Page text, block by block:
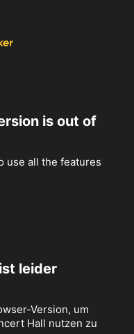
is out of
use all the features
leider
Version, um
Hall nutzen zu